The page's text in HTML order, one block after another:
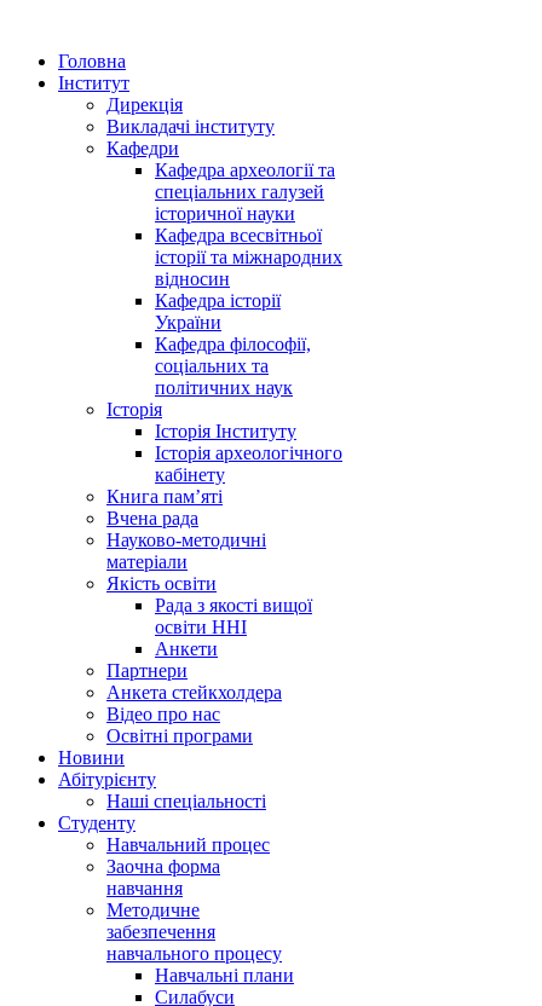
Головна
Інститут
Дирекція
Викладачі інституту
Кафедри
Кафедра археології та
спеціальних галузей
історичної науки
Кафедра всесвітньої
історії та міжнародних
відносин
Кафедра історії
України
Кафедра філософії,
соціальних та
політичних наук
Історія
Історія Інституту
Історія археологічного
кабінету
Книга памʼяті
Вчена рада
Науково-методичні
матеріали
Якість освіти
Рада з якості вищої
освіти ННІ
Анкети
Партнери
Анкета стейкхолдера
Відео про нас
Освітні програми
Hовини
Абітурієнту
Наші спеціальності
Студенту
Навчальний процес
Заочна форма
навчання
Методичне
забезпечення
навчального процесу
Навчальні плани
Силабуси